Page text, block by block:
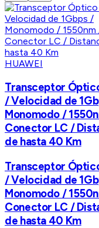
HUAWEI
Transceptor
/ Velocidad de
Monomodo /
Conector LC /
de hasta 40 Km
Transceptor
/ Velocidad de
Monomodo /
Conector LC /
de hasta 40 Km